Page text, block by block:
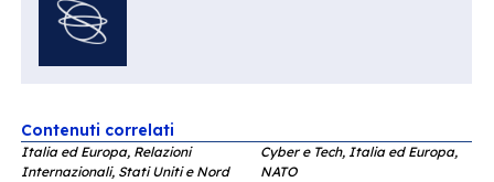
Contenuti correlati
Italia ed Europa, Relazioni
Internazionali, Stati Uniti e Nord
Cyber e Tech, Italia ed Europa,
NATO